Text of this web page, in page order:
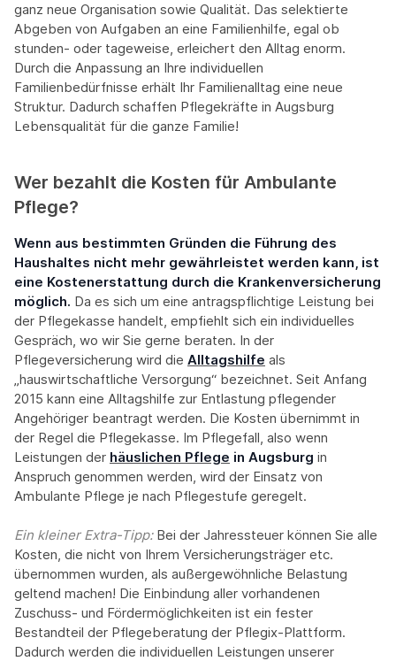
ganz neue Organisation sowie Qualität. Das selektierte
Abgeben von Aufgaben an eine Familienhilfe, egal ob
stunden- oder tageweise, erleichert den Alltag enorm.
Durch die Anpassung an Ihre individuellen
Familienbedürfnisse erhält Ihr Familienalltag eine neue
Struktur. Dadurch schaffen Pflegekräfte in Augsburg
Lebensqualität für die ganze Familie!
Wer bezahlt die Kosten für Ambulante
Pflege?
Wenn aus bestimmten Gründen die Führung des
Haushaltes nicht mehr gewährleistet werden kann, ist
eine Kostenerstattung durch die Krankenversicherung
möglich. Da es sich um eine antragspflichtige Leistung bei
der Pflegekasse handelt, empfiehlt sich ein individuelles
Gespräch, wo wir Sie gerne beraten. In der
Pflegeversicherung wird die Alltagshilfe als
„hauswirtschaftliche Versorgung“ bezeichnet. Seit Anfang
2015 kann eine Alltagshilfe zur Entlastung pflegender
Angehöriger beantragt werden. Die Kosten übernimmt in
der Regel die Pflegekasse. Im Pflegefall, also wenn
Leistungen der häuslichen Pflege in Augsburg in
Anspruch genommen werden, wird der Einsatz von
Ambulante Pflege je nach Pflegestufe geregelt.
Ein kleiner Extra-Tipp:‍ Bei der Jahressteuer können Sie alle
Kosten, die nicht von Ihrem Versicherungsträger etc.
übernommen wurden, als außergewöhnliche Belastung
geltend machen! Die Einbindung aller vorhandenen
Zuschuss- und Fördermöglichkeiten ist ein fester
Bestandteil der Pflegeberatung der Pflegix-Plattform.
Dadurch werden die individuellen Leistungen unserer